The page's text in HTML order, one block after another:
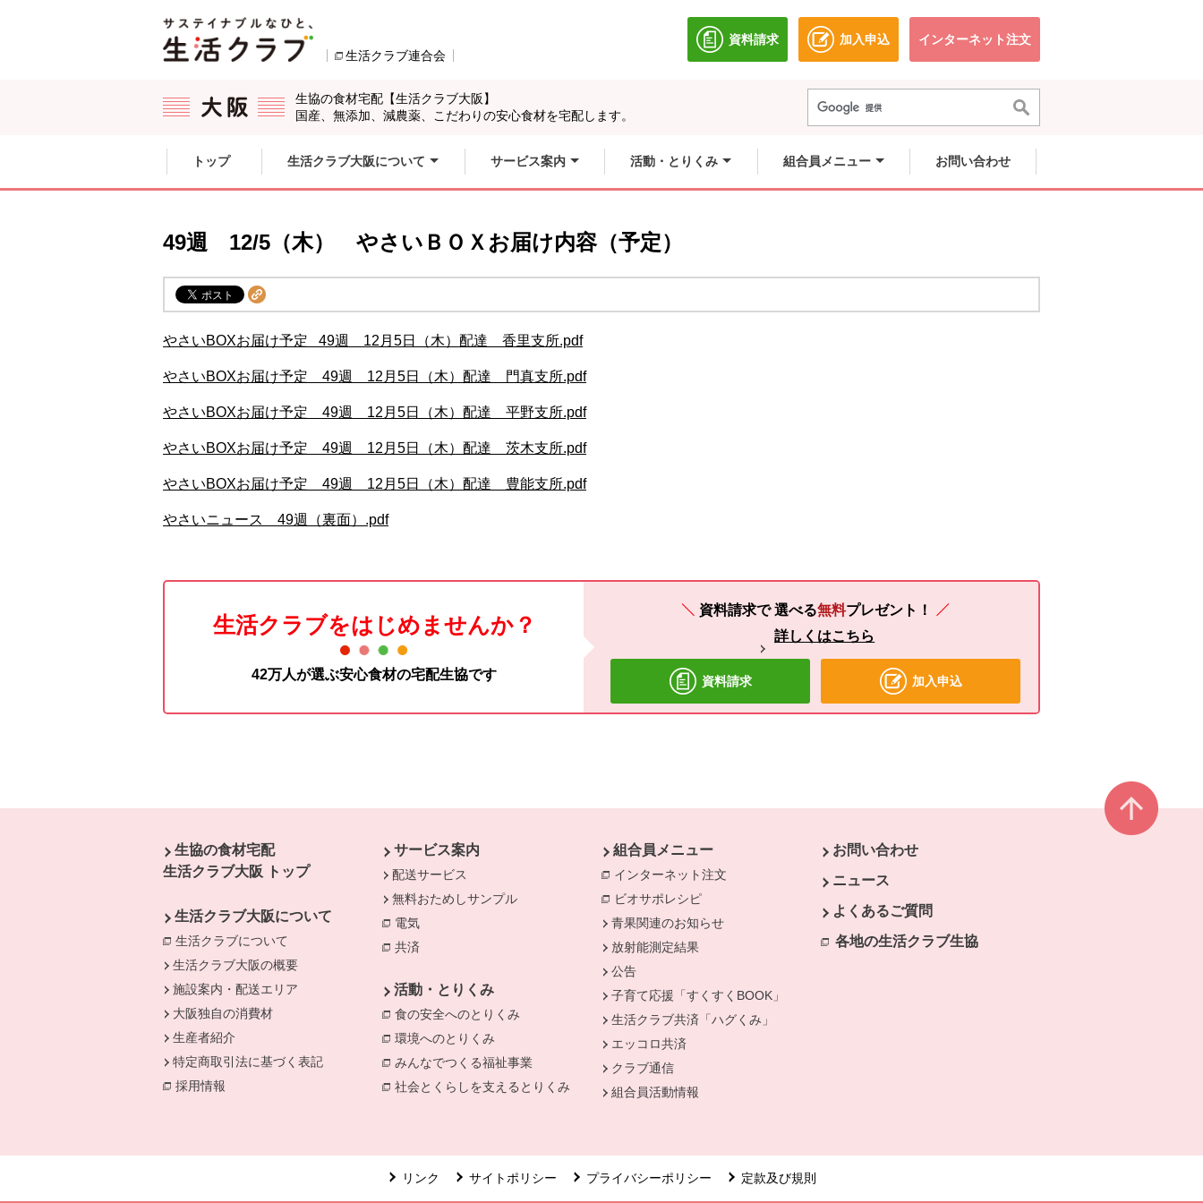
生活クラブ連合会
資料請求
別のウィンドウで開きます。
加入申込
別のウィンドウで開きます。
インターネット注文別のウィンドウで開きます。
生協の食材宅配【生活クラブ大阪】
国産、無添加、減農薬、こだわりの安心食材を宅配します。
ここからサイト内共通メニューです。
サイト内共通メニューをスキップする
トップ 生活クラブ大阪について サービス案内 活動・とりくみ 組合員メニュー お問い合わせ
49週 12/5（木） やさいＢＯＸお届け内容（予定）
やさいBOXお届け予定 49週 12月5日（木）配達 香里支所.pdf
やさいBOXお届け予定 49週 12月5日（木）配達 門真支所.pdf
やさいBOXお届け予定 49週 12月5日（木）配達 平野支所.pdf
やさいBOXお届け予定 49週 12月5日（木）配達 茨木支所.pdf
やさいBOXお届け予定 49週 12月5日（木）配達 豊能支所.pdf
やさいニュース 49週（裏面）.pdf
生活クラブをはじめませんか？
42万人が選ぶ安心食材の宅配生協です
資料請求で選べる無料プレゼント！
詳しくはこちら
資料請求 加入申込
生協の食材宅配
生活クラブ大阪 トップ
生活クラブ大阪について
生活クラブについて
別のウィンドウで開きます。
生活クラブ大阪の概要
施設案内・配送エリア
大阪独自の消費材
生産者紹介
特定商取引法に基づく表記
採用情報
サービス案内
配送サービス
無料おためしサンプル
電気
共済
活動・とりくみ
食の安全へのとりくみ 別のウィンドウで開きます。
環境へのとりくみ 別のウィンドウで開きます。
みんなでつくる福祉事業 別のウィンドウで開きます。
社会とくらしを支えるとりくみ 別のウィンドウで開きます。
組合員メニュー
インターネット注文 別のウィンドウで開きます。
ビオサポレシピ
青果関連のお知らせ
放射能測定結果
公告
子育て応援「すくすくBOOK」
生活クラブ共済「ハグくみ」
エッコロ共済
クラブ通信
組合員活動情報
お問い合わせ
ニュース
よくあるご質問
各地の生活クラブ生協
リンク サイトポリシー プライバシーポリシー 定款及び規則